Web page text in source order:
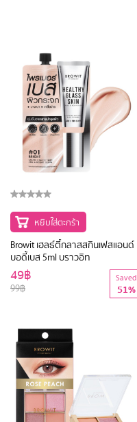
หยิบใส่ตะกร้า
Browit เฮลธ์ตี้กลาสสกินเฟสแอนด์
บอดี้เบส 5ml บราวอิท
99฿
49฿ Saved
51%